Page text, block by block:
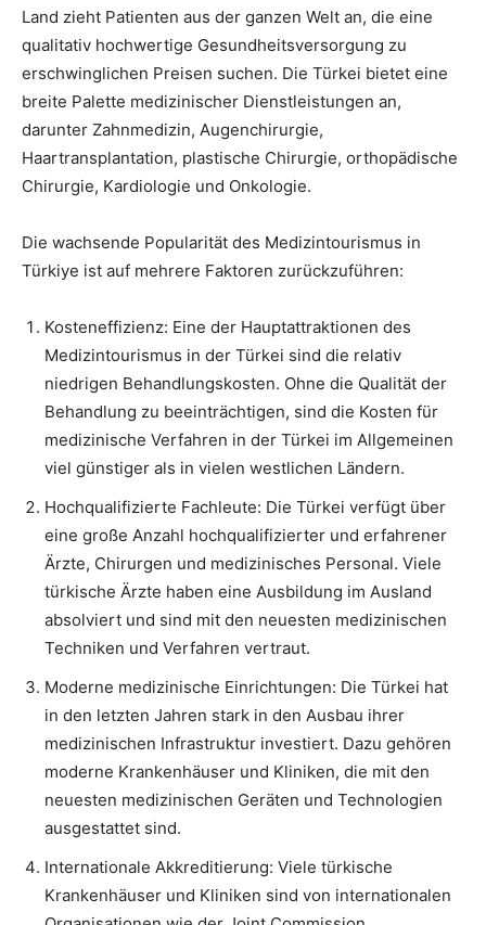
Land zieht Patienten aus der ganzen Welt an, die eine
qualitativ hochwertige Gesundheitsversorgung zu
erschwinglichen Preisen suchen. Die Türkei bietet eine
breite Palette medizinischer Dienstleistungen an,
darunter Zahnmedizin, Augenchirurgie,
Haartransplantation, plastische Chirurgie, orthopädische
Chirurgie, Kardiologie und Onkologie.
Die wachsende Popularität des Medizintourismus in
Türkiye ist auf mehrere Faktoren zurückzuführen:
Kosteneffizienz: Eine der Hauptattraktionen des
Medizintourismus in der Türkei sind die relativ
niedrigen Behandlungskosten. Ohne die Qualität der
Behandlung zu beeinträchtigen, sind die Kosten für
medizinische Verfahren in der Türkei im Allgemeinen
viel günstiger als in vielen westlichen Ländern.
Hochqualifizierte Fachleute: Die Türkei verfügt über
eine große Anzahl hochqualifizierter und erfahrener
Ärzte, Chirurgen und medizinisches Personal. Viele
türkische Ärzte haben eine Ausbildung im Ausland
absolviert und sind mit den neuesten medizinischen
Techniken und Verfahren vertraut.
Moderne medizinische Einrichtungen: Die Türkei hat
in den letzten Jahren stark in den Ausbau ihrer
medizinischen Infrastruktur investiert. Dazu gehören
moderne Krankenhäuser und Kliniken, die mit den
neuesten medizinischen Geräten und Technologien
ausgestattet sind.
Internationale Akkreditierung: Viele türkische
Krankenhäuser und Kliniken sind von internationalen